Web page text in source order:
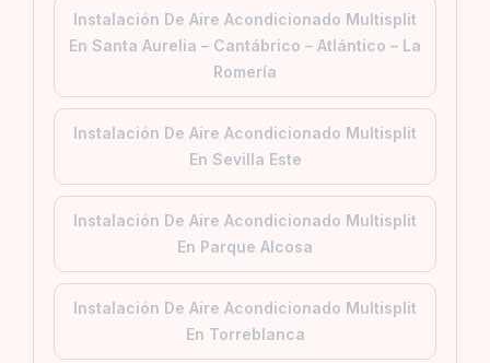
Instalación De Aire Acondicionado Multisplit
En Santa Aurelia – Cantábrico – Atlántico – La
Romería
Instalación De Aire Acondicionado Multisplit
En Sevilla Este
Instalación De Aire Acondicionado Multisplit
En Parque Alcosa
Instalación De Aire Acondicionado Multisplit
En Torreblanca